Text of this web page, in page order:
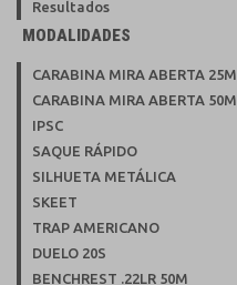
Resultados
MODALIDADES
CARABINA MIRA ABERTA 25M
CARABINA MIRA ABERTA 50M
IPSC
SAQUE RÁPIDO
SILHUETA METÁLICA
SKEET
TRAP AMERICANO
DUELO 20S
BENCHREST .22LR 50M